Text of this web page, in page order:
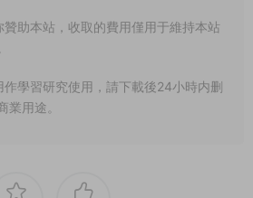
助本站，收取的費用僅用于維持本站
學習研究使用，請下載後24小時内删
業用途。